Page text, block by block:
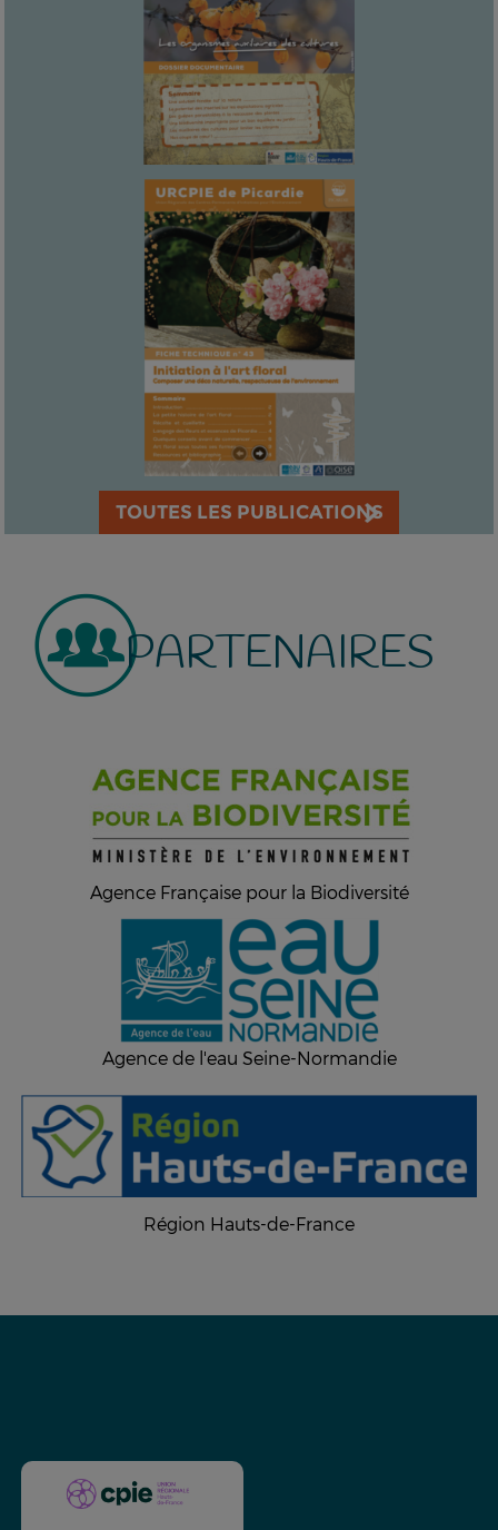
TOUTES LES PUBLICATIONS
PARTENAIRES
Agence Française pour la Biodiversité
Agence de l'eau Seine-Normandie
Région Hauts-de-France